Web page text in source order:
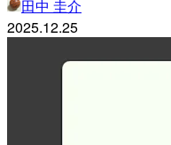
田中 圭介
2025.12.25